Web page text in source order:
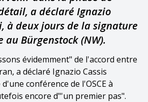
a déclaré Ignazio
à deux jours de la signature
Bürgenstock (NW).
évidemment" de l'accord entre
a déclaré Ignazio Cassis
conférence de l'OSCE à
encore d"'un premier pas".